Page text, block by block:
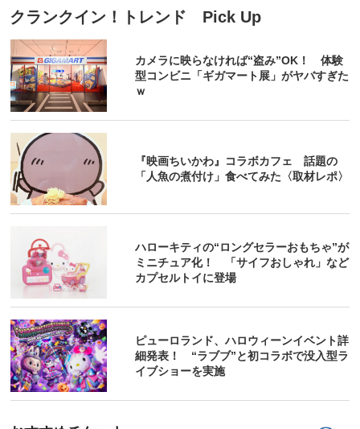
クランクイン！トレンド Pick Up
カメラに映らなければ“盗み”OK！ 体験
型コンビニ「ギガマート展」がヤバすぎた
ｗ
『映画ちいかわ』コラボカフェ 話題の
「人魚の煮付け」食べてみた〈取材レポ〉
ハローキティの“ロングセラーおもちゃ”が
ミニチュア化！ 「サイフおしゃれ」など
カプセルトイに登場
ピューロランド、ハロウィーンイベント詳
細発表！ “ラブブ”と初コラボで没入型ラ
イブショーを実施